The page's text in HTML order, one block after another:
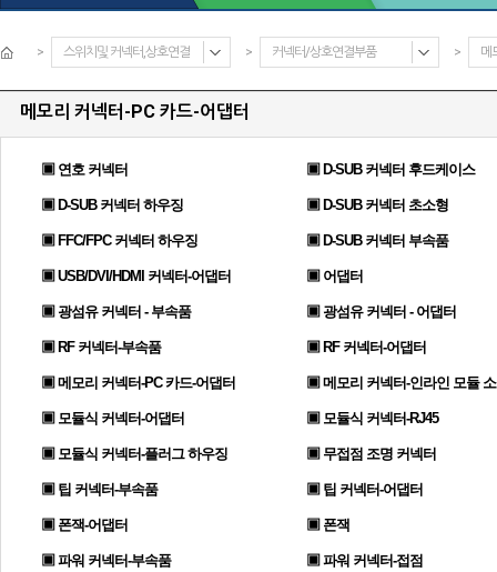
> 스위치및 커넥터,상호연결 > 커넥터/상호연결부품 > 메
메모리 커넥터-PC 카드-어댑터
▣ 연호 커넥터 ▣ D-SUB 커넥터 후드케이스
▣ D-SUB 커넥터 하우징 ▣ D-SUB 커넥터 초소형
▣ FFC/FPC 커넥터 하우징 ▣ D-SUB 커넥터 부속품
▣ USB/DVI/HDMI 커넥터-어댑터 ▣ 어댑터
▣ 광섬유 커넥터 - 부속품 ▣ 광섬유 커넥터 - 어댑터
▣ RF 커넥터-부속품 ▣ RF 커넥터-어댑터
▣ 메모리 커넥터-PC 카드-어댑터 ▣ 메모리 커넥터-인라인 모듈
▣ 모듈식 커넥터-어댑터 ▣ 모듈식 커넥터-RJ45
▣ 모듈식 커넥터-플러그 하우징 ▣ 무접점 조명 커넥터
▣ 팁 커넥터-부속품 ▣ 팁 커넥터-어댑터
▣ 폰잭-어댑터 ▣ 폰잭
▣ 파워 커넥터-부속품 ▣ 파워 커넥터-접점